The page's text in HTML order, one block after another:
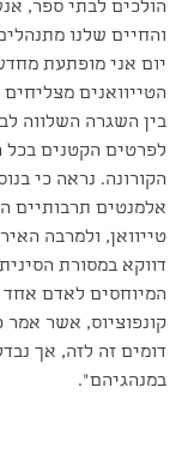
הולכים לבתי ספר,
והחיים שלנו
יום אני מופתעת
הטייוואנים
בין השגרה השלווה
לפרטים הקטנים בכל
הקורונה. נראה כי
אלמנטים תרבותיים
טייוואן, ולמרבה
דווקא במסורת
המיוחסים לאדם אחד
קונפוציוס, אשר אמר
דומים זה לזה, אך
במנהגיהם״.